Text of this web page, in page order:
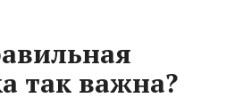
так важна?